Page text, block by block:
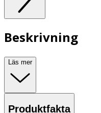
Beskrivning
Läs mer
Produktfakta